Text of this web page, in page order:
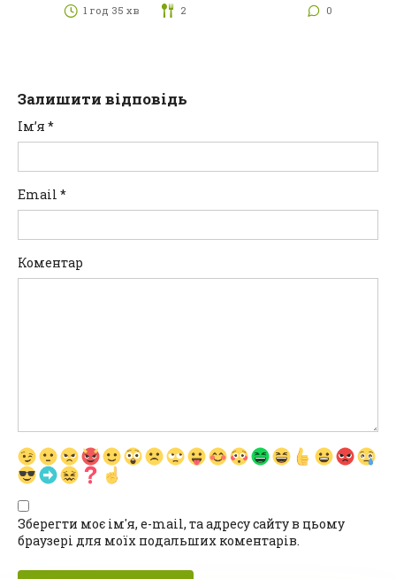
1 год 35 хв 2 0
Залишити відповідь
Ім’я *
Email *
Коментар
Зберегти моє ім'я, e-mail, та адресу сайту в цьому
браузері для моїх подальших коментарів.